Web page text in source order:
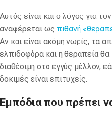
Αυτός είναι και ο λόγος για
αναφέρεται ως πιθανή
Αν και είναι ακόμη νωρίς, τα
ελπιδοφόρα και η θεραπεία
διαθέσιμη στο εγγύς μέλλον,
δοκιμές είναι επιτυχείς.
Εμπόδια που πρέπει